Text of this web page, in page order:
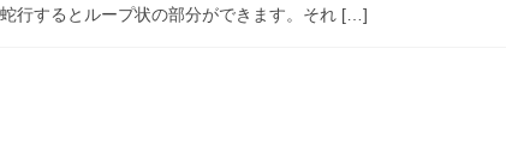
行するとループ状の部分ができます。それ […]